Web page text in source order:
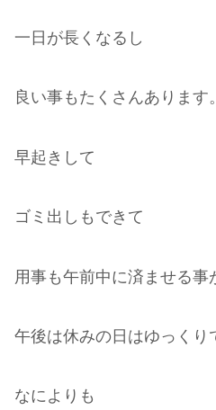
一日が長くなるし
良い事もたくさんあります。
早起きして
ゴミ出しもできて
用事も午前中に済ませる事
午後は休みの日はゆっくり
なによりも